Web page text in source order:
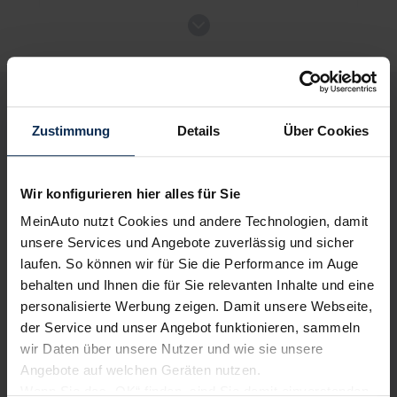
Zustimmung Details Über Cookies
Wir konfigurieren hier alles für Sie
MeinAuto nutzt Cookies und andere Technologien, damit
unsere Services und Angebote zuverlässig und sicher
laufen. So können wir für Sie die Performance im Auge
behalten und Ihnen die für Sie relevanten Inhalte und eine
personalisierte Werbung zeigen. Damit unsere Webseite,
der Service und unser Angebot funktionieren, sammeln
wir Daten über unsere Nutzer und wie sie unsere
Angebote auf welchen Geräten nutzen.
Verkauf startet in Kürze
Bald verfügbar
Deine Vorteile bei MeinAuto.de
Volle Herstellergarantie
Nur deutsche Neuwagen,keine EU-Reimporte